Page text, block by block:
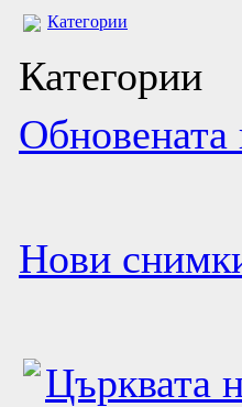
Категории
Категории
Обновената
Нови
Църквата